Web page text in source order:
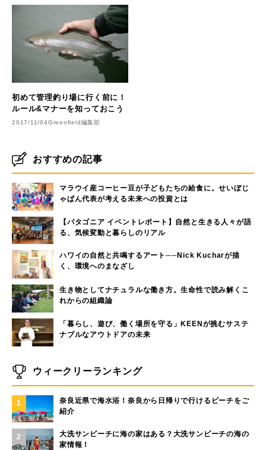
初めて管理釣り場に行く前に！
ルール&マナーを知っておこう
2017/11/04Greenfield編集部
おすすめの記事
マラウイ産コーヒー豆が子どもたちの給食に。せいぼじ
ゃぱん代表が考える未来への投資とは
【パタゴニア イベントレポート】自然と生きる人々が語
る、気候変動と暮らしのリアル
ハワイの自然と共鳴するアート──Nick Kucharが描
く、環境へのまなざし
生き物としてナチュラルな働き方。生命性で読み解くこ
れからの組織論
「暮らし、遊び、働く場所を守る」KEENが挑むサステ
ナブルなアウトドアの未来
ウィークリーランキング
1
奈良近県で海水浴！奈良から日帰りで行けるビーチをご
紹介
2
大洗サンビーチに海の家はある？大洗サンビーチの海の
家情報！